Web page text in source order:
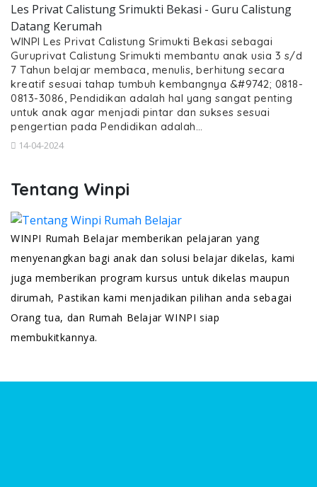
Les Privat Calistung Srimukti Bekasi - Guru Calistung
Datang Kerumah
WINPI Les Privat Calistung Srimukti Bekasi sebagai
Guruprivat Calistung Srimukti membantu anak usia 3 s/d
7 Tahun belajar membaca, menulis, berhitung secara
kreatif sesuai tahap tumbuh kembangnya &#9742; 0818-
0813-3086, Pendidikan adalah hal yang sangat penting
untuk anak agar menjadi pintar dan sukses sesuai
pengertian pada Pendidikan adalah…
14-04-2024
Tentang Winpi
WINPI Rumah Belajar memberikan pelajaran yang
menyenangkan bagi anak dan solusi belajar dikelas, kami
juga memberikan program kursus untuk dikelas maupun
dirumah, Pastikan kami menjadikan pilihan anda sebagai
Orang tua, dan Rumah Belajar WINPI siap
membukitkannya.